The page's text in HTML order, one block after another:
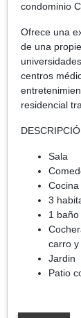
condominio
Ofrece una
de una
centros
residencial
Sala
3
1 baño
carro
Jardin
Patio